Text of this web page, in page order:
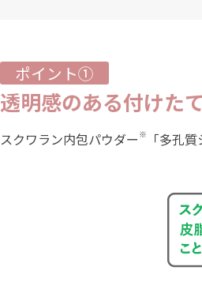
ポイント①
透明感のある付けた
スクワラン内包パウダー ※ 「多孔